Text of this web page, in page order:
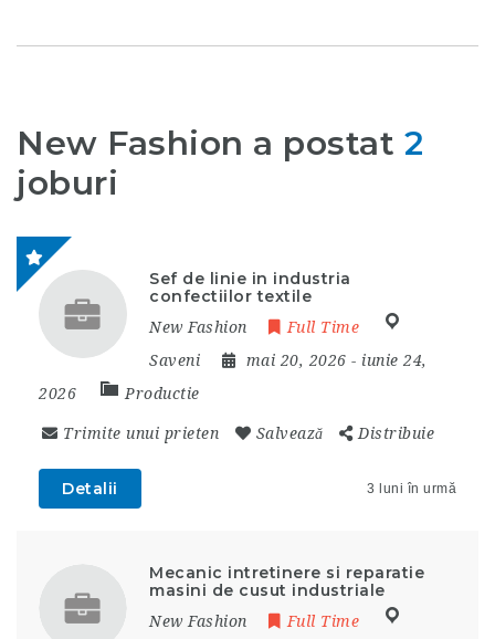
New Fashion a postat 2
joburi
Sef de linie in industria
confectiilor textile
New Fashion
Full Time
Saveni
mai 20, 2026 - iunie 24,
2026
Productie
Trimite unui prieten Salvează Distribuie
Detalii 3 luni în urmă
Mecanic intretinere si reparatie
masini de cusut industriale
New Fashion Full Time